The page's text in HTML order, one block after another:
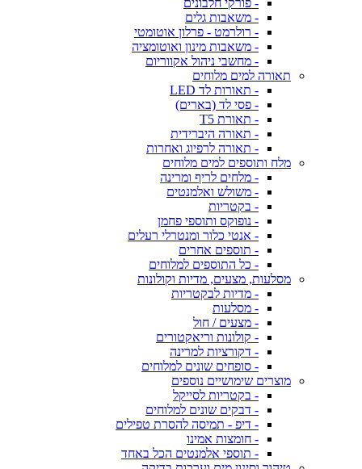
- פורקי חלבונים
- משאבות גלים
- רולרמט - פרלון אוטומטי
- משאבות מינון ואוטומציה
- מחשבי ניהול אקווריום
תאורה למים מלוחים
- תאורות לד LED
- פסי לד (בארים)
- תאורת T5
- תאורה היברידית
- תאורה לרפיוג ואחרות
מלח ותוספים למים מלוחים
- מלחים לריף ומרינה
- משולש ואלמנטים
- בקטריות
- נופוקס ותוספי פחמן
- אנטי כלור ומנטרלי רעלים
- תוספים אחרים
- כל התוספים למלוחים
מסלעות, מצעים, מדיות וקולונות
- מדיות לבקטריות
- מסלעות
- מצעים / חול
- קולונות וריאקטורים
- דקורציות למרינה
- סופחים שונים למלוחים
מוצרים שימושיים נוספים
- בקטריות לסייקל
- דבקים שונים למלוחים
- דיפ - תמיסה להסרת טפילים
- חומצות אמינו
- תוספי אלמנטים הכל באחד